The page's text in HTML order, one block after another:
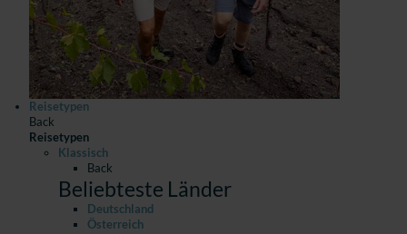
Reisetypen
Back
Reisetypen
Klassisch
Back
Beliebteste Länder
Deutschland
Österreich